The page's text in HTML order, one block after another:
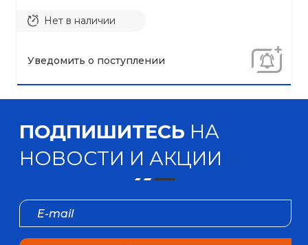
Нет в наличии
Уведомить о поступлении
ПОДПИШИТЕСЬ НА
НОВОСТИ И АКЦИИ